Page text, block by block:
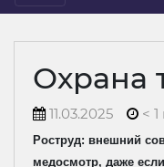
Охрана
11.03.2025 <
Роструд: внешний
медосмотр, даже